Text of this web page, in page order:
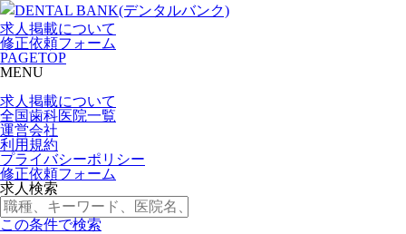
求人掲載について
修正依頼フォーム
PAGETOP
MENU
求人掲載について
全国歯科医院一覧
運営会社
利用規約
プライバシーポリシー
修正依頼フォーム
求人検索
この条件で検索